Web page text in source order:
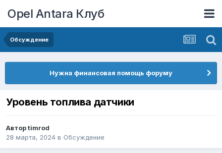
Opel Antara Клуб
Обсуждение
Нужна финансовая помощь форуму
Уровень топлива датчики
Авторtimrod
28 марта, 2024 в Обсуждение